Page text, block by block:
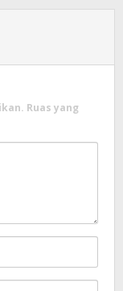
Ruas yang